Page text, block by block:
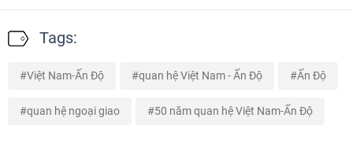
Tags:
Việt Nam-Ấn Độ quan hệ Việt Nam - Ấn Độ Ấn Độ
quan hệ ngoại giao 50 năm quan hệ Việt Nam-Ấn Độ